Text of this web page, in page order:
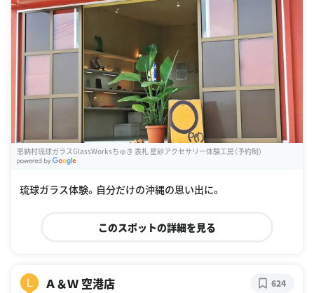
恩納村琉球ガラスGlassWorksちゅき 表札 星砂アクセサリー体験工房（予約制）
琉球ガラス体験。自分だけの沖縄の思い出に。
このスポットの詳細を見る
L Ａ＆Ｗ 空港店 624